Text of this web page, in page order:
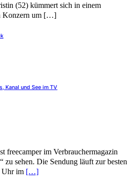
(52) kümmert sich in einem
Konzern um […]
Kanal und See im TV
freecamper im Verbrauchermagazin
sehen. Die Sendung läuft zur besten
Uhr im […]